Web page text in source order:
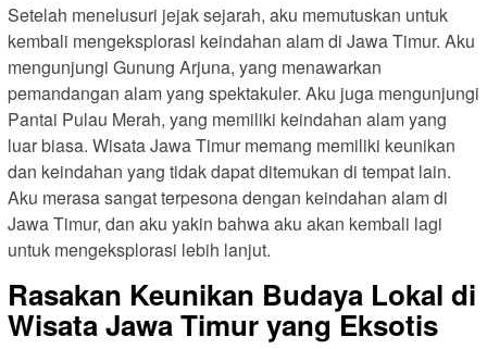
Setelah menelusuri jejak sejarah, aku memutuskan untuk
kembali mengeksplorasi keindahan alam di Jawa Timur. Aku
mengunjungi Gunung Arjuna, yang menawarkan
pemandangan alam yang spektakuler. Aku juga mengunjungi
Pantai Pulau Merah, yang memiliki keindahan alam yang
luar biasa. Wisata Jawa Timur memang memiliki keunikan
dan keindahan yang tidak dapat ditemukan di tempat lain.
Aku merasa sangat terpesona dengan keindahan alam di
Jawa Timur, dan aku yakin bahwa aku akan kembali lagi
untuk mengeksplorasi lebih lanjut.
Rasakan Keunikan Budaya Lokal di
Wisata Jawa Timur yang Eksotis